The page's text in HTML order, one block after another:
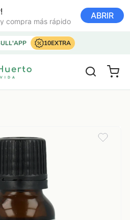
compra más rápido
ABRIR
10EXTRA
Carrito